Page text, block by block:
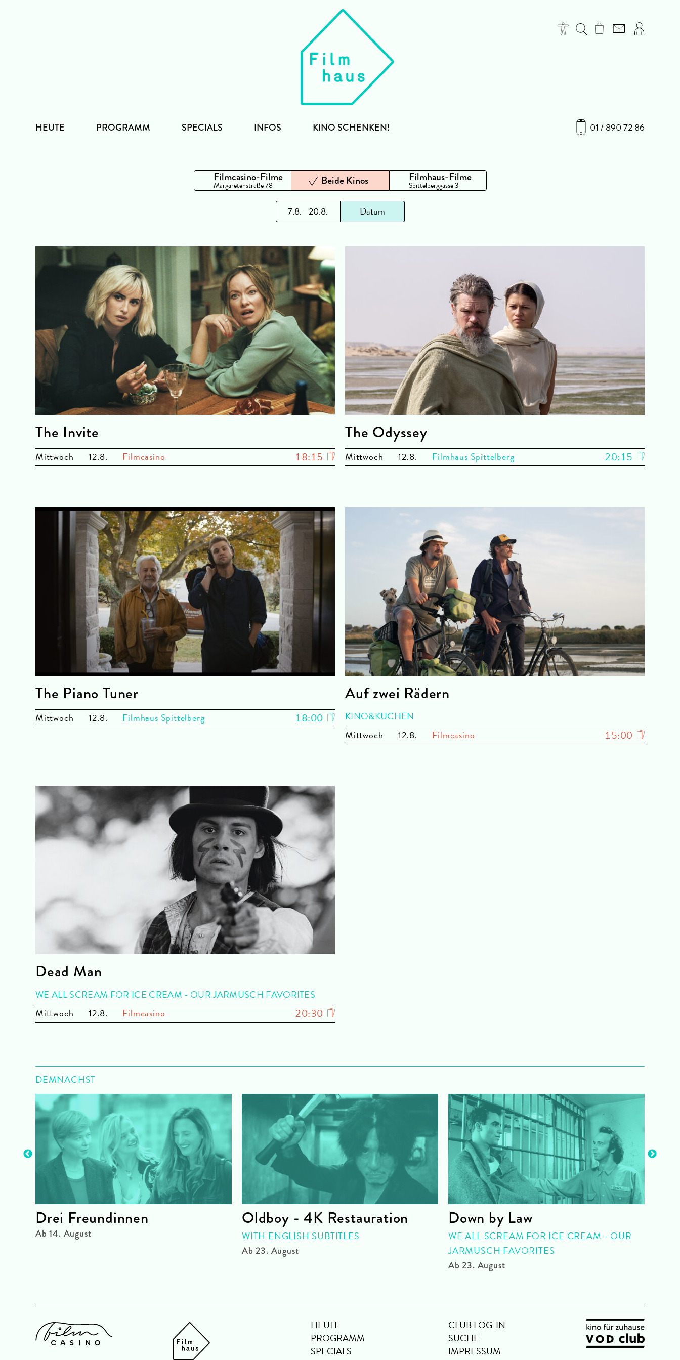
01 / 890 72 86
HEUTE PROGRAMM SPECIALS INFOS KINO SCHENKEN!
Filmcasino-Filme
Margaretenstraße 78 Beide Kinos Filmhaus-Filme
Spittelberggasse 3
7.8.—bis
20.8. Datum
The Invite
Mittwoch 12.8. Filmcasino 18:15
The Odyssey
Mittwoch 12.8. Filmhaus Spittelberg 20:15
The Piano Tuner
Mittwoch 12.8. Filmhaus Spittelberg 18:00
Auf zwei Rädern
KINO&KUCHEN
Mittwoch 12.8. Filmcasino 15:00
Dead Man
WE ALL SCREAM FOR ICE CREAM - OUR JARMUSCH FAVORITES
Mittwoch 12.8. Filmcasino 20:30
DEMNÄCHST
Drei Freundinnen
Ab 14. August
Oldboy - 4K Restauration
WITH ENGLISH SUBTITLES
Ab 23. August
Down by Law
WE ALL SCREAM FOR ICE CREAM - OUR
JARMUSCH FAVORITES
Ab 23. August
HEUTE
PROGRAMM
SPECIALS
CLUB LOG-IN
SUCHE
IMPRESSUM